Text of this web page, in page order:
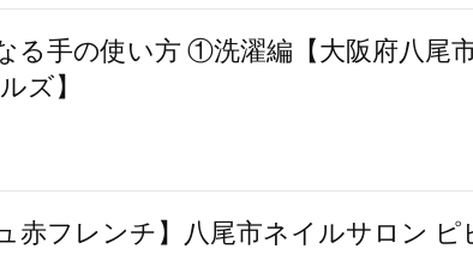
る手の使い方 ①洗濯編【大阪府八尾
ズ】
赤フレンチ】八尾市ネイルサロン ピ